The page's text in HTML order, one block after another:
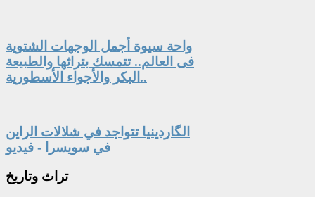
واحة سيوة أجمل الوجهات الشتوية
فى العالم.. تتمسك بتراثها والطبيعة
البكر والأجواء الأسطورية..
الگاردينيا تتواجد في شلالات الراين
في سويسرا - فيديو
تراث وتاريخ